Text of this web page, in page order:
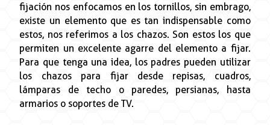
fijación nos enfocamos en los tornillos, sin embrago,
existe un elemento que es tan indispensable como
estos, nos referimos a los chazos. Son estos los que
permiten un excelente agarre del elemento a fijar.
Para que tenga una idea, los padres pueden utilizar
los chazos para fijar desde repisas, cuadros,
lámparas de techo o paredes, persianas, hasta
armarios o soportes de TV.